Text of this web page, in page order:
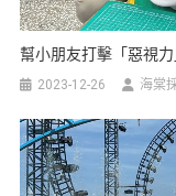
幫小朋友打擊「惡視
2023-12-26 海棠